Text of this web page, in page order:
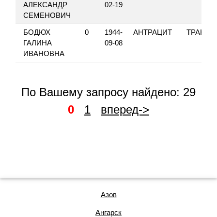
АЛЕКСАНДР
СЕМЕНОВИЧ
02-19
БОДЮХ
ГАЛИНА
ИВАНОВНА
0
1944-
09-08
АНТРАЦИТ
По Вашему запросу найдено: 29
0
1 вперед->
Азов
Ангарск